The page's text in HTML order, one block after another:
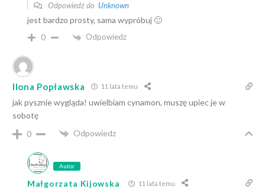
Odpowiedź do Unknown
jest bardzo prosty, sama wypróbuj 🙂
0 Odpowiedz
Ilona Popławska 11 lata temu
jak pysznie wygląda! uwielbiam cynamon, muszę upiec je w
sobotę
0
Odpowiedz
Autor
Małgorzata Kijowska 11 lata temu